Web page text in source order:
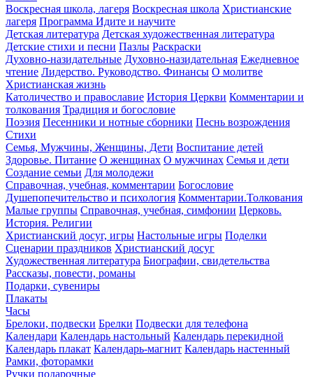
Воскресная школа, лагеря Воскресная школа Христианские
лагеря Программа Идите и научите
Детская литература Детская художественная литература
Детские стихи и песни Пазлы Раскраски
Духовно-назидательные Духовно-назидательная Ежедневное
чтение Лидерство. Руководство. Финансы О молитве
Христианская жизнь
Католичество и православие История Церкви Комментарии и
толкования Традиция и богословие
Поэзия Песенники и нотные сборники Песнь возрождения
Стихи
Семья, Мужчины, Женщины, Дети Воспитание детей
Здоровье. Питание О женщинах О мужчинах Семья и дети
Создание семьи Для молодежи
Справочная, учебная, комментарии Богословие
Душепопечительство и психология Комментарии.Толкования
Малые группы Справочная, учебная, симфонии Церковь.
История. Религии
Христианский досуг, игры Настольные игры Поделки
Сценарии праздников Христианский досуг
Художественная литература Биографии, свидетельства
Рассказы, повести, романы
Подарки, сувениры
Плакаты
Часы
Брелоки, подвески Брелки Подвески для телефона
Календари Календарь настольный Календарь перекидной
Календарь плакат Календарь-магнит Календарь настенный
Рамки, фоторамки
Ручки подарочные